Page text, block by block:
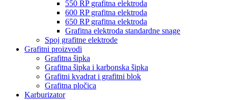
550 RP grafitna elektroda
600 RP grafitna elektroda
650 RP grafitna elektroda
Grafitna elektroda standardne snage
Spoj grafitne elektrode
Grafitni proizvodi
Grafitna šipka
Grafitna šipka i karbonska šipka
Grafitni kvadrat i grafitni blok
Grafitna pločica
Karburizator